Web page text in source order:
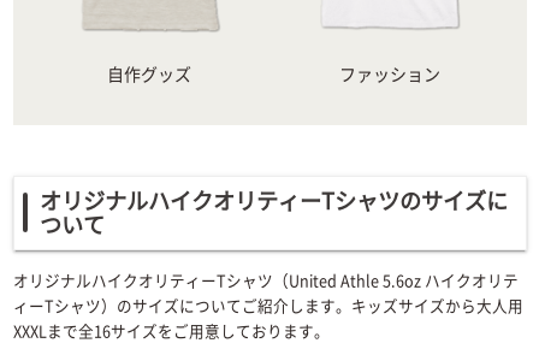
自作グッズ ファッション
オリジナルハイクオリティーTシャツのサイズに
ついて
オリジナルハイクオリティーTシャツ（United Athle 5.6oz ハイクオリテ
ィーTシャツ）のサイズについてご紹介します。キッズサイズから大人用
XXXLまで全16サイズをご用意しております。